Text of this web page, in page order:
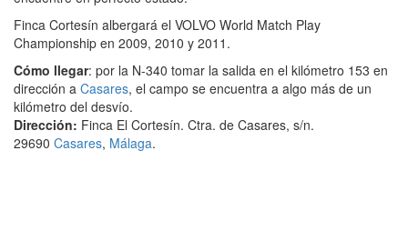
Finca Cortesín albergará el VOLVO World Match Play
Championship en 2009, 2010 y 2011.
Cómo llegar: por la N-340 tomar la salida en el kilómetro 153 en
dirección a Casares, el campo se encuentra a algo más de un
kilómetro del desvío.
Dirección: Finca El Cortesín. Ctra. de Casares, s/n.
29690 Casares, Málaga.